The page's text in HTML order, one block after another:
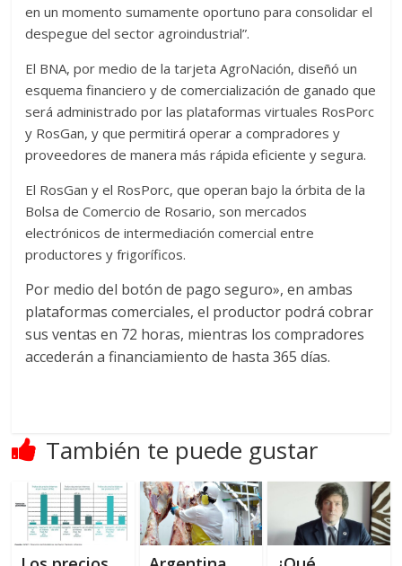
en un momento sumamente oportuno para consolidar el
despegue del sector agroindustrial”.
El BNA, por medio de la tarjeta AgroNación, diseñó un
esquema financiero y de comercialización de ganado que
será administrado por las plataformas virtuales RosPorc
y RosGan, y que permitirá operar a compradores y
proveedores de manera más rápida eficiente y segura.
El RosGan y el RosPorc, que operan bajo la órbita de la
Bolsa de Comercio de Rosario, son mercados
electrónicos de intermediación comercial entre
productores y frigoríficos.
Por medio del botón de pago seguro», en ambas
plataformas comerciales, el productor podrá cobrar
sus ventas en 72 horas, mientras los compradores
accederán a financiamiento de hasta 365 días.
También te puede gustar